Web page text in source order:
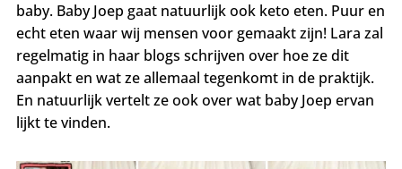
baby. Baby Joep gaat natuurlijk ook keto eten. Puur en
echt eten waar wij mensen voor gemaakt zijn! Lara zal
regelmatig in haar blogs schrijven over hoe ze dit
aanpakt en wat ze allemaal tegenkomt in de praktijk.
En natuurlijk vertelt ze ook over wat baby Joep ervan
lijkt te vinden.